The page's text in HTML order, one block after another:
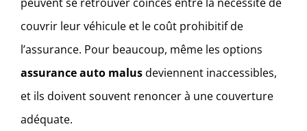
couvrir leur véhicule et le coût prohibitif de
l’assurance. Pour beaucoup, même les options
assurance auto malusdeviennent inaccessibles,
et ils doivent souvent renoncer à une couverture
adéquate.